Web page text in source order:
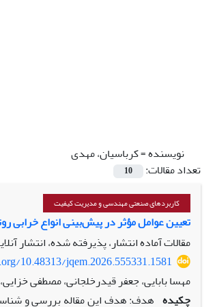
نویسنده =کرباسیان، مهدی
تعداد مقالات:
10
کاربردهای صنعتی مهندسی و مدیریت کیفیت
تعیین عوامل مؤثر در پیش‌بینی انواع خرابی
مقالات آماده انتشار، پذیرفته شده، انتشار
10.48313/jqem.2026.555331.1581
مهسا بابایی، جعفر قیدرخلجانی، مصطفی
چکیده هدف: هدف این مقاله بررسی و